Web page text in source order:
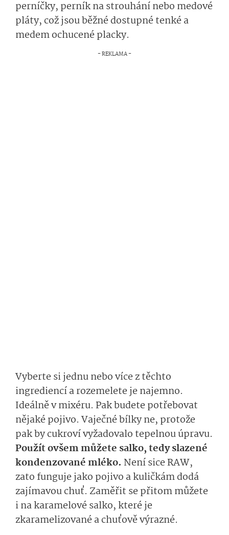
perníčky, perník na strouhání nebo medové
pláty, což jsou běžné dostupné tenké a
medem ochucené placky.
Vyberte si jednu nebo více z těchto
ingrediencí a rozemelete je najemno.
Ideálně v mixéru. Pak budete potřebovat
nějaké pojivo. Vaječné bílky ne, protože
pak by cukroví vyžadovalo tepelnou úpravu.
Použít ovšem můžete salko, tedy slazené
kondenzované mléko. Není sice RAW,
zato funguje jako pojivo a kuličkám dodá
zajímavou chuť. Zaměřit se přitom můžete
i na karamelové salko, které je
zkaramelizované a chuťově výrazné.